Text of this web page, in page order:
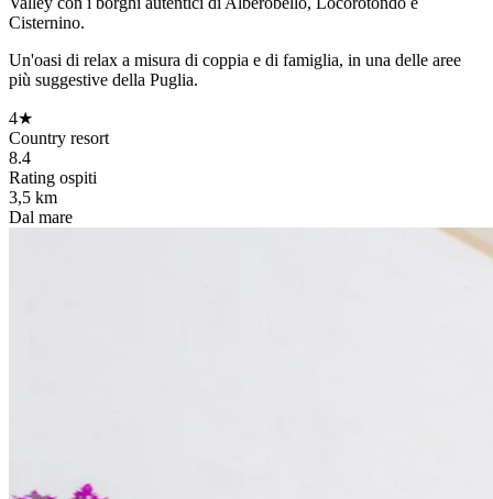
Cisternino.
Un'oasi di relax a misura di coppia e di famiglia, in una delle aree
più suggestive della Puglia.
4★
Country resort
8.4
Rating ospiti
3,5 km
Dal mare